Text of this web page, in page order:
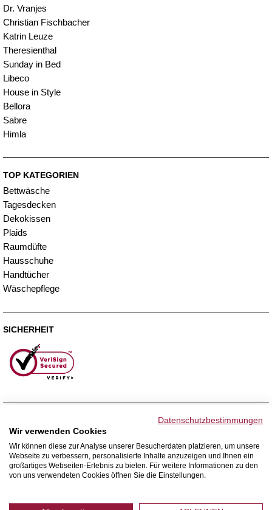
Dr. Vranjes
Christian Fischbacher
Katrin Leuze
Theresienthal
Sunday in Bed
Libeco
House in Style
Bellora
Sabre
Himla
TOP KATEGORIEN
Bettwäsche
Tagesdecken
Dekokissen
Plaids
Raumdüfte
Hausschuhe
Handtücher
Wäschepflege
SICHERHEIT
WIR VERSENDEN MIT
Datenschutzbestimmungen
Wir verwenden Cookies
Wir können diese zur Analyse unserer Besucherdaten platzieren, um unsere
Webseite zu verbessern, personalisierte Inhalte anzuzeigen und Ihnen ein
großartiges Webseiten-Erlebnis zu bieten. Für weitere Informationen zu den
von uns verwendeten Cookies öffnen Sie die Einstellungen.